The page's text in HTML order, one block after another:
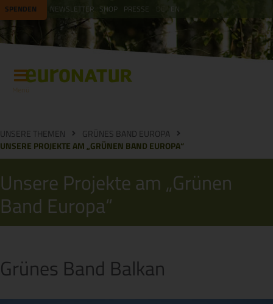
SPENDEN NEWSLETTER SHOP PRESSE EN
UNSERE THEMEN
GRÜNES BAND EUROPA
UNSERE PROJEKTE AM „GRÜNEN BAND EUROPA“
Unsere Projekte am „Grünen
Band Europa“
Grünes Band Balkan